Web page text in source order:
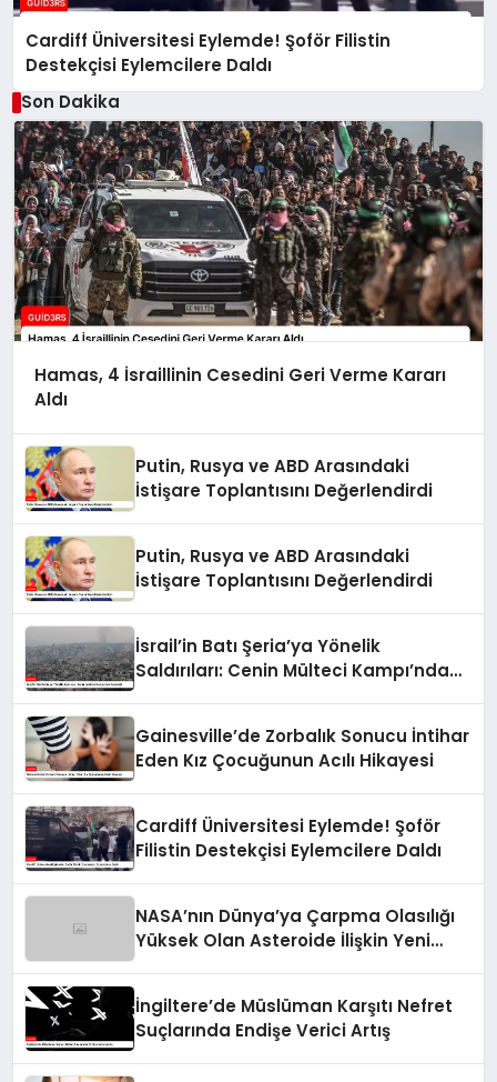
Cardiff Üniversitesi Eylemde! Şoför Filistin
Destekçisi Eylemcilere Daldı
Son Dakika
Hamas, 4 İsraillinin Cesedini Geri Verme Kararı
Aldı
Putin, Rusya ve ABD Arasındaki
İstişare Toplantısını Değerlendirdi
Putin, Rusya ve ABD Arasındaki
İstişare Toplantısını Değerlendirdi
İsrail’in Batı Şeria’ya Yönelik
Saldırıları: Cenin Mülteci Kampı’nda
Gainesville’de Zorbalık Sonucu İntihar
Eden Kız Çocuğunun Acılı Hikayesi
Cardiff Üniversitesi Eylemde! Şoför
Filistin Destekçisi Eylemcilere Daldı
NASA’nın Dünya’ya Çarpma Olasılığı
Yüksek Olan Asteroide İlişkin Yeni
İngiltere’de Müslüman Karşıtı Nefret
Suçlarında Endişe Verici Artış